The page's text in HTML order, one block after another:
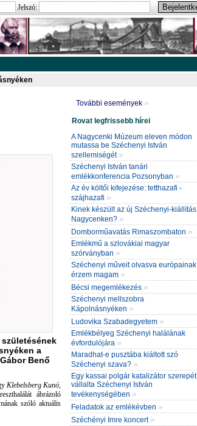
Jelszó:
a
Benő
Klebelsberg Kunó,
ábrázoló
szóló aktuális
További események »
Rovat legfrissebb hírei
A Nagycenki Múzeum eleven módon
mutassa be Széchenyi István
szellemiségét »
Széchenyi István tanári
emlékkonferencia Pozsonyban »
Az év költői kifejezése: tetthazafi -
szájhazafi »
Kinek készült az új Széchenyi-kiállítás
Nagycenken? »
Domborműavatás Rimaszombaton »
Emlékmű a szlovákiai magyar
szórványban »
Széchenyi műveit olvasva európainak
érzem magam »
Bécsi megemlékezés »
Széchenyi mellszobra
Kápolnásnyéken »
Ludovika Szabadegyetem »
Emlékbélyeg Széchenyi halálának
évfordulójára »
Maradhat-e pusztába kiáltott szó
Széchenyi szava? »
Egy kassai polgár katalizátor szerepét
vállalta Széchenyi István
tevékenységében »
Feladatok az emlékévben »
Széchényi Imre koncert »